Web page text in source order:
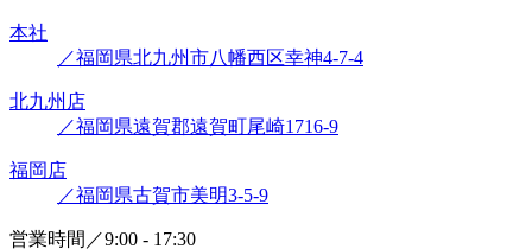
本社
／福岡県北九州市八幡西区幸神4-7-4
北九州店
／福岡県遠賀郡遠賀町尾崎1716-9
福岡店
／福岡県古賀市美明3-5-9
営業時間／9:00 - 17:30